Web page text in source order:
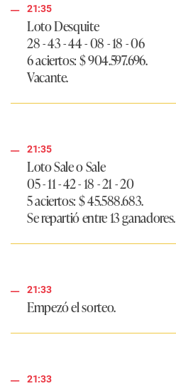
21:35
Loto Desquite
28 - 43 - 44 - 08 - 18 - 06
6 aciertos: $ 904.597.696.
Vacante.
21:35
Loto Sale o Sale
05 - 11 - 42 - 18 - 21 - 20
5 aciertos: $ 45.588.683.
Se repartió entre 13 ganadores.
21:33
Empezó el sorteo.
21:33